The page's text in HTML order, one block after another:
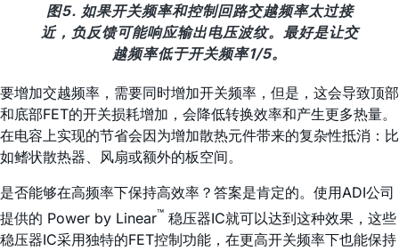
图5. 如果开关频率和控制回路交越频率太过接
近，负反馈可能响应输出电压波纹。最好是让交
越频率低于开关频率1/5。
要增加交越频率，需要同时增加开关频率，但是，这会导致顶部
和底部FET的开关损耗增加，会降低转换效率和产生更多热量。
在电容上实现的节省会因为增加散热元件带来的复杂性抵消：比
如鳍状散热器、风扇或额外的板空间。
是否能够在高频率下保持高效率？答案是肯定的。使用ADI公司
提供的 Power by Linear™ 稳压器IC就可以达到这种效果，这些
稳压器IC采用独特的FET控制功能，在更高开关频率下也能保持